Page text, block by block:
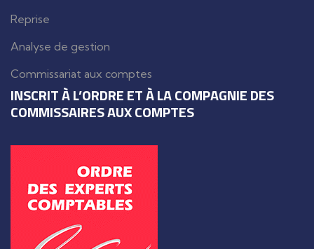
Reprise
Analyse de gestion
Commissariat aux comptes
INSCRIT À L’ORDRE ET À LA COMPAGNIE DES
COMMISSAIRES AUX COMPTES